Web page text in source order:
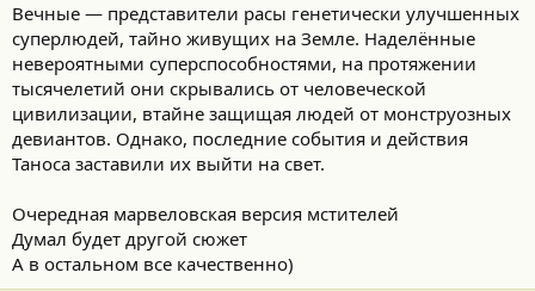
Вечные — представители расы генетически улучшенных
суперлюдей, тайно живущих на Земле. Наделённые
невероятными суперспособностями, на протяжении
тысячелетий они скрывались от человеческой
цивилизации, втайне защищая людей от монструозных
девиантов. Однако, последние события и действия
Таноса заставили их выйти на свет.
Очередная марвеловская версия мстителей
Думал будет другой сюжет
А в остальном все качественно)